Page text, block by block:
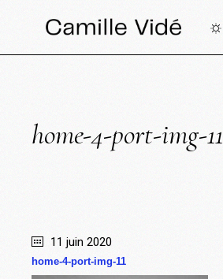
home-4-port-img-11
11 juin 2020
home-4-port-img-11